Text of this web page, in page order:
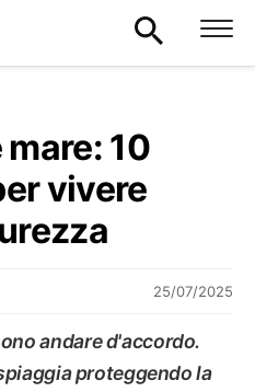
10
vivere
25/07/2025
andare d'accordo.
proteggendo la